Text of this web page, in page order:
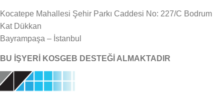
Kocatepe Mahallesi Şehir Parkı Caddesi No: 227/C Bodrum
Kat Dükkan
Bayrampaşa – İstanbul
BU İŞYERİ KOSGEB DESTEĞİ ALMAKTADIR